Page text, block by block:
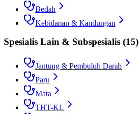
Bedah
Kebidanan & Kandungan
Spesialis Lain & Subspesialis (15)
Jantung & Pembuluh Darah
Paru
Mata
THT-KL